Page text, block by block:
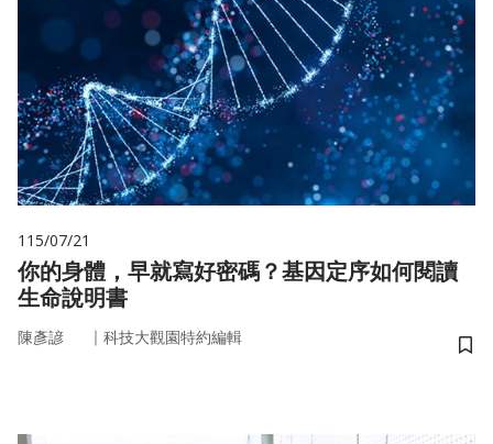
115/07/21
你的身體，早就寫好密碼？基因定序如何閱讀
生命說明書
陳彥諺 ｜ 科技大觀園特約編輯
儲